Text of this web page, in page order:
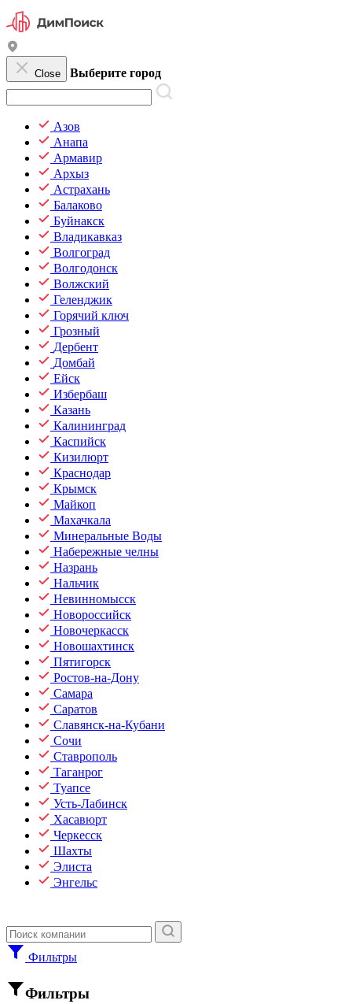
Close Выберите город
Азов
Анапа
Армавир
Архыз
Астрахань
Балаково
Буйнакск
Владикавказ
Волгоград
Волгодонск
Волжский
Геленджик
Горячий ключ
Грозный
Дербент
Домбай
Ейск
Избербаш
Казань
Калининград
Каспийск
Кизилюрт
Краснодар
Крымск
Майкоп
Махачкала
Минеральные Воды
Набережные челны
Назрань
Нальчик
Невинномысск
Новороссийск
Новочеркасск
Новошахтинск
Пятигорск
Ростов-на-Дону
Самара
Саратов
Славянск-на-Кубани
Сочи
Ставрополь
Таганрог
Туапсе
Усть-Лабинск
Хасавюрт
Черкесск
Шахты
Элиста
Энгельс
Фильтры
Фильтры